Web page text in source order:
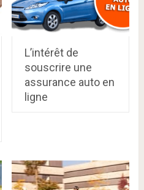
L’intérêt de
souscrire une
assurance auto en
ligne